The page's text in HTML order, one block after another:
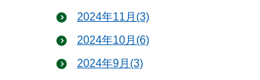
2024年11月(3)
2024年10月(6)
2024年9月(3)